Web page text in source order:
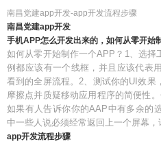
南昌党建app开发-app开发流程步骤
南昌党建app开发
手机APP怎么开发出来的，如何从零开始
如何从零开始制作一个APP？1、选择
例都应该有一个线框，并且应该代表
看到的全屏流程。2、测试你的UI效果
摩擦点并质疑移动应用程序的简便性
如果有人告诉你你的AAP中有多余的
中一些人说必须经常返回上一个屏幕，
app开发流程步骤